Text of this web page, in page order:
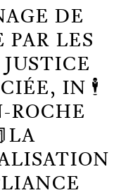
DE
PAR LES
IN 🕴️
ROCHE